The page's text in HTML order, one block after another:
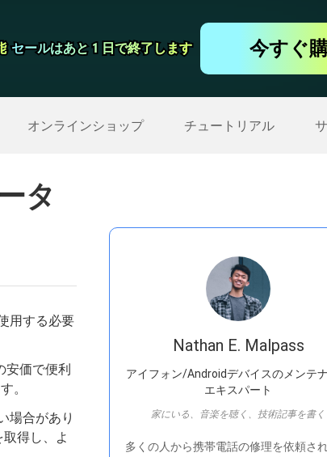
セールはあと 1 日で終了します
セールはあと 1 日で終了します 今すぐ
オンラインショップ チュートリアル
IPhoneのバックアップ >> その他の
タ
用する必要
安価で便利
。
場合があり
得し、よ
Nathan E. Malpass
アイフォン/Androidデバイスのメンテ
エキスパート
家にいる、音楽を聴く、技術記事を書く
多くの人から携帯電話の修理を依頼さ